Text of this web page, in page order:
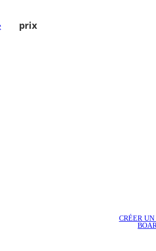
prix
CRÉER UN